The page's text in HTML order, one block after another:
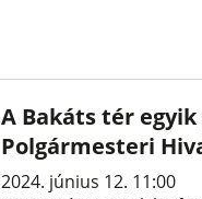
A Bakáts tér egyik
Polgármesteri
2024. június 12. 11:00